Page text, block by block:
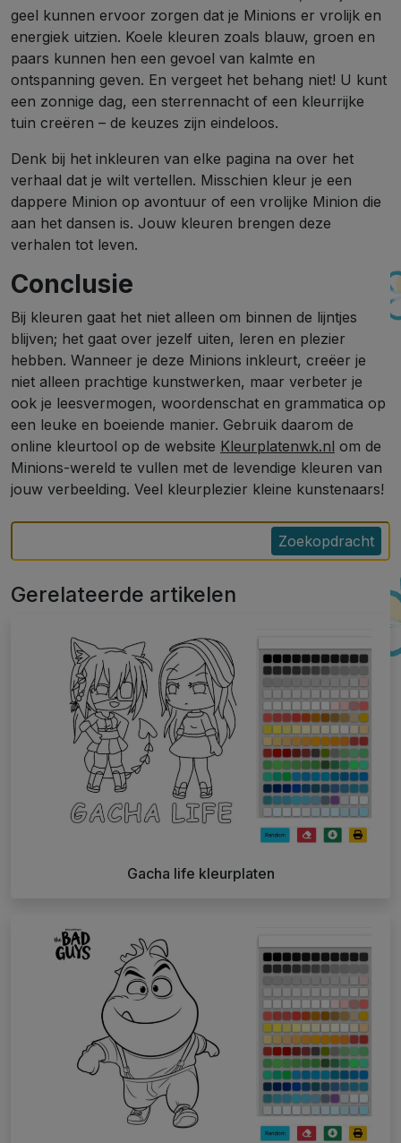
geel kunnen ervoor zorgen dat je Minions er vrolijk en
energiek uitzien. Koele kleuren zoals blauw, groen en
paars kunnen hen een gevoel van kalmte en
ontspanning geven. En vergeet het behang niet! U kunt
een zonnige dag, een sterrennacht of een kleurrijke
tuin creëren – de keuzes zijn eindeloos.
Denk bij het inkleuren van elke pagina na over het
verhaal dat je wilt vertellen. Misschien kleur je een
dappere Minion op avontuur of een vrolijke Minion die
aan het dansen is. Jouw kleuren brengen deze
verhalen tot leven.
Conclusie
Bij kleuren gaat het niet alleen om binnen de lijntjes
blijven; het gaat over jezelf uiten, leren en plezier
hebben. Wanneer je deze Minions inkleurt, creëer je
niet alleen prachtige kunstwerken, maar verbeter je
ook je leesvermogen, woordenschat en grammatica op
een leuke en boeiende manier. Gebruik daarom de
online kleurtool op de website Kleurplatenwk.nl om de
Minions-wereld te vullen met de levendige kleuren van
jouw verbeelding. Veel kleurplezier kleine kunstenaars!
Zoekopdracht
Gerelateerde artikelen
Gacha life kleurplaten